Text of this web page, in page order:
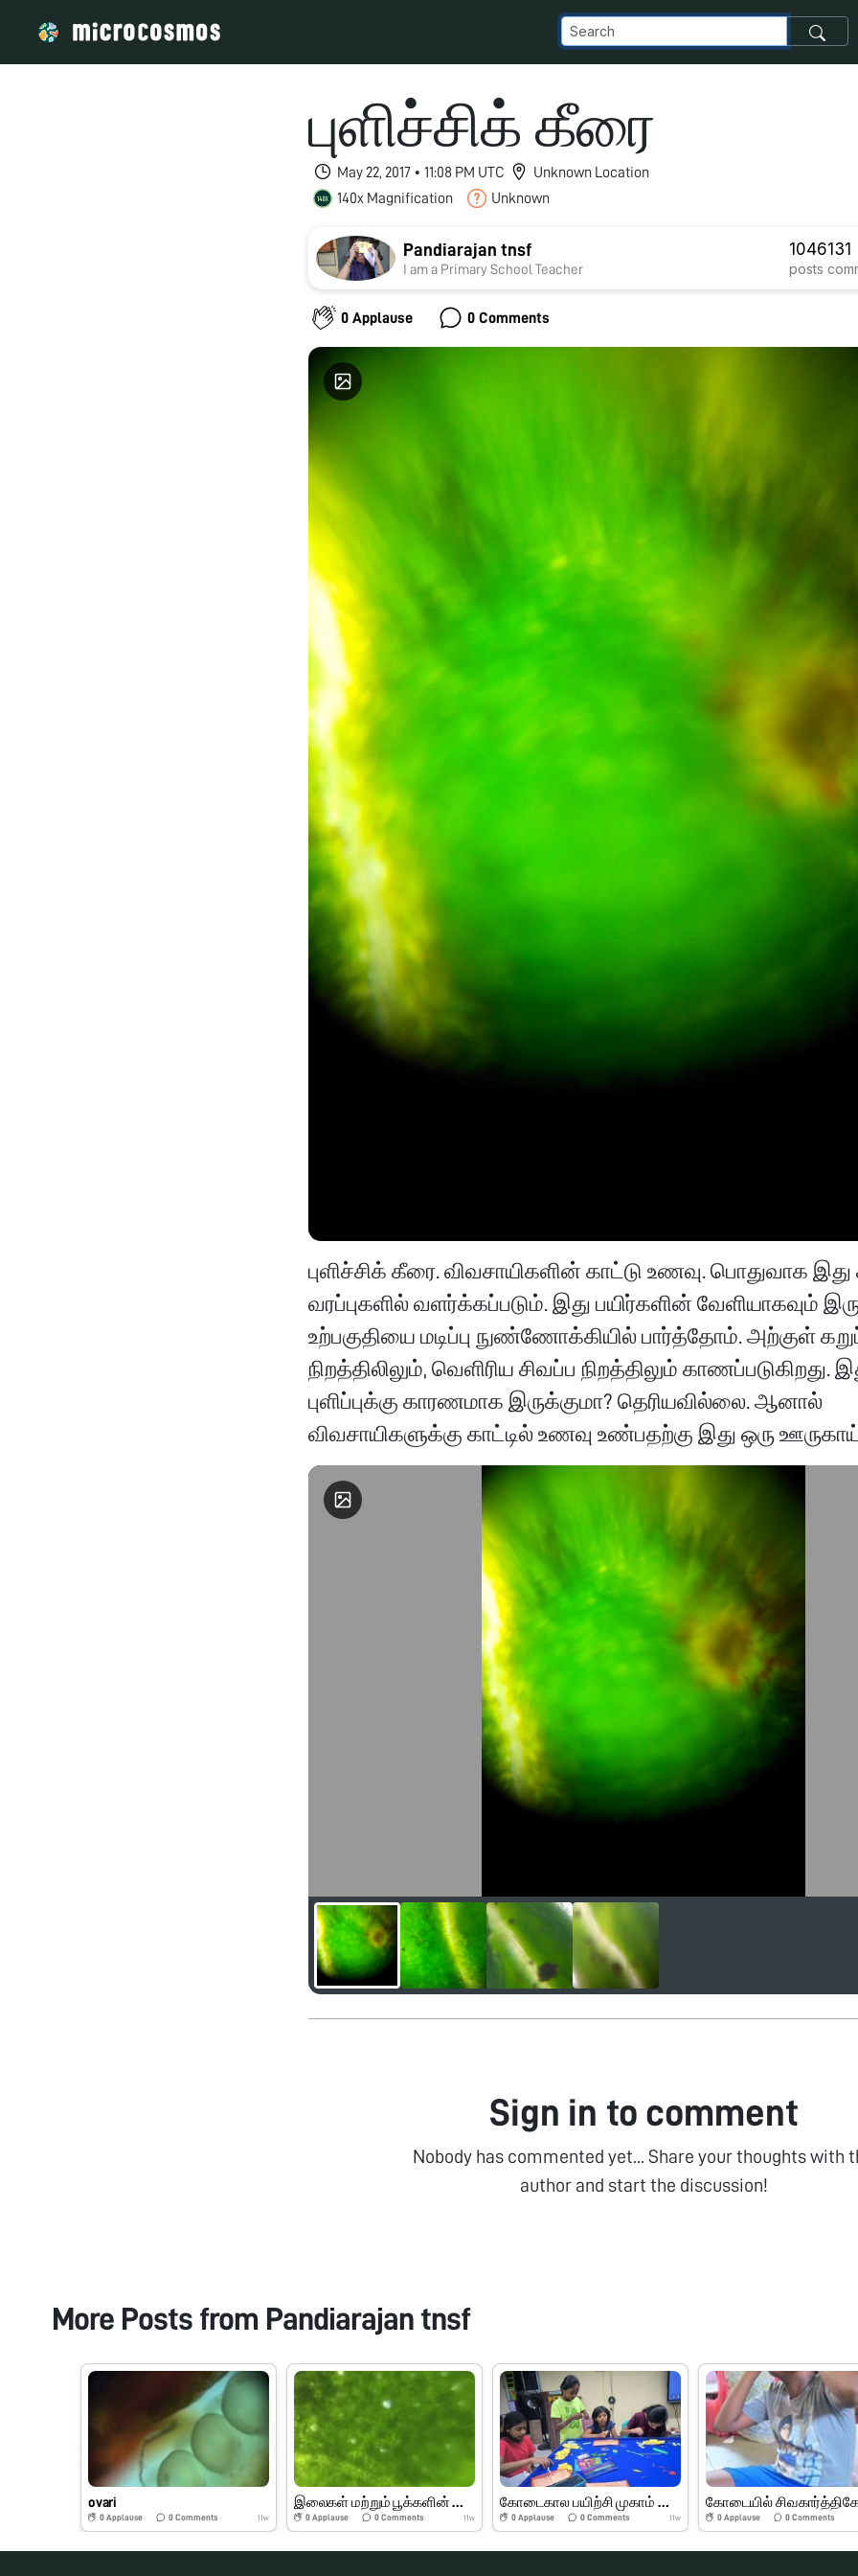
புளிச்சிக் கீரை
May 22, 2017 • 11:08 PM UTC
Unknown Location
140x Magnification
Unknown
Pandiarajan tnsf
I am a Primary School Teacher
1046
posts
131
0 Applause 0 Comments
புளிச்சிக் கீரை. விவசாயிகளின் காட்டு உணவு. பொதுவாக இது
வரப்புகளில் வளர்க்கப்படும். இது பயிர்களின் வேளியாகவும்
உற்பகுதியை மடிப்பு நுண்ணோக்கியில் பார்த்தோம். அற்குள்
நிறத்திலிலும், வெளிரிய சிவப்ப நிறத்திலும்
புளிப்புக்கு காரணமாக இருக்குமா? தெரியவில்லை. ஆனால்
விவசாயிகளுக்கு காட்டில் உணவு உண்பதற்கு இது ஒரு
Sign in to comment
Nobody has commented yet... Share your thoughts with
author and start the discussion!
More Posts from Pandiarajan tnsf
ovari
0 Applause 0Comments 11w
இலைகள் மற்றும் பூக்களின் பாகங்கள்
0 Applause 0Comments 11w
கோடைகால பயிற்சி முகாம் பெரியார் அறிவியல் மையம்
0 Applause 0Comments 11w 0 Applause 0 Comments